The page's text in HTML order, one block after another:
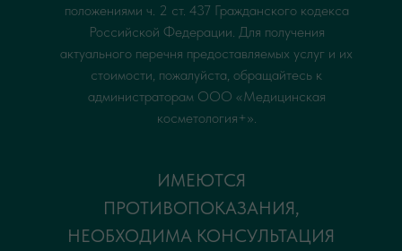
положениями ч. 2 ст. 437 Гражданского кодекса
Российской Федерации. Для получения
актуального перечня предоставляемых услуг и их
стоимости, пожалуйста, обращайтесь к
администраторам ООО «Медицинская
косметология+».
ИМЕЮТСЯ
ПРОТИВОПОКАЗАНИЯ,
НЕОБХОДИМА КОНСУЛЬТАЦИЯ